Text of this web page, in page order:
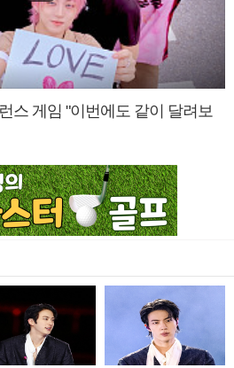
스 게임 "이번에도 같이 달려보